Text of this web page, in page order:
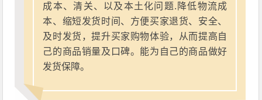
成本、清关、以及本土化问题.降低物流成
本、缩短发货时间、方便买家退货、安全、
及时发货，提升买家购物体验，从而提高自
己的商品销量及口碑。能为自己的商品做好
发货保障。